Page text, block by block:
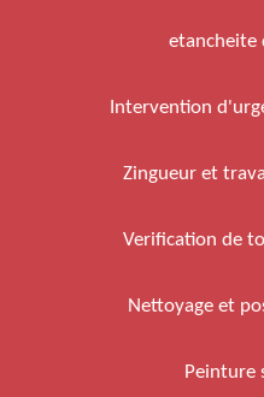
etancheite
Intervention
Zingueur et
Verification de
Nettoyage et
Peinture